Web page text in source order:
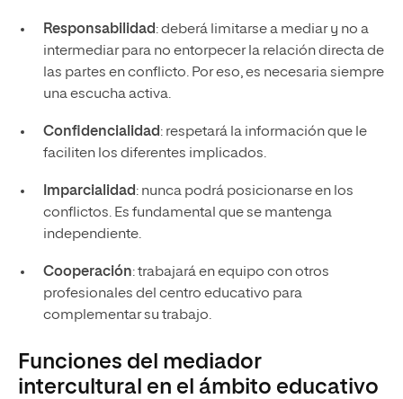
Responsabilidad: deberá limitarse a mediar y no a
intermediar para no entorpecer la relación directa de
las partes en conflicto. Por eso, es necesaria siempre
una escucha activa.
Confidencialidad: respetará la información que le
faciliten los diferentes implicados.
Imparcialidad: nunca podrá posicionarse en los
conflictos. Es fundamental que se mantenga
independiente.
Cooperación: trabajará en equipo con otros
profesionales del centro educativo para
complementar su trabajo.
Funciones del mediador
intercultural en el ámbito educativo